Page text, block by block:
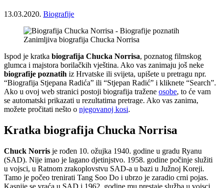
13.03.2020. Biografije
Zanimljiva biografija Chucka Norrisa
Ispod je kratka biografija Chucka Norrisa, poznatog filmskog
glumca i majstora borilačkih vještina. Ako vas zanimaju još neke
biografije poznatih iz Hrvatske ili svijeta, upišete u pretragu npr.
“Biografija Stjepana Radića” ili “Stjepan Radić” i kliknete “Search”.
Ako u ovoj web stranici postoji biografija tražene osobe, to će vam
se automatski prikazati u rezultatima pretrage. Ako vas zanima,
možete pročitati nešto o njegovanoj kosi.
Kratka biografija Chucka Norrisa
Chuck Norris je rođen 10. ožujka 1940. godine u gradu Ryanu
(SAD). Nije imao je lagano djetinjstvo. 1958. godine počinje služiti
u vojsci, u Ratnom zrakoplovstvu SAD-a u bazi u Južnoj Koreji.
Tamo je počeo trenirati Tang Soo Do i ubrzo je zaradio crni pojas.
Kasnije se vraća u SAD i 1962. godine mu prestaje služba u vojsci.